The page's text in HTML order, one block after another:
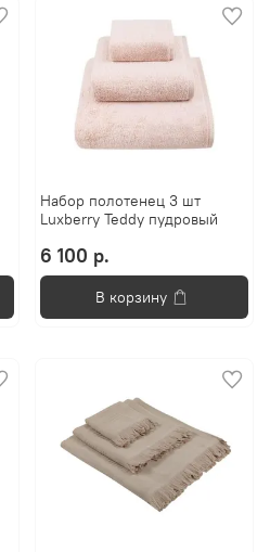
Набор полотенец 3 шт
Luxberry Teddy пудровый
6 100 р.
В корзину